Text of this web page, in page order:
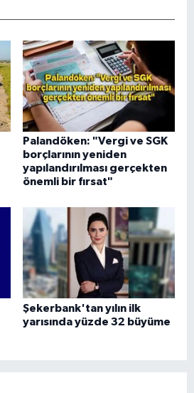
Palandöken: "Vergi ve SGK
borçlarının yeniden
yapılandırılması gerçekten
önemli bir fırsat"
Şekerbank'tan yılın ilk
yarısında yüzde 32 büyüme